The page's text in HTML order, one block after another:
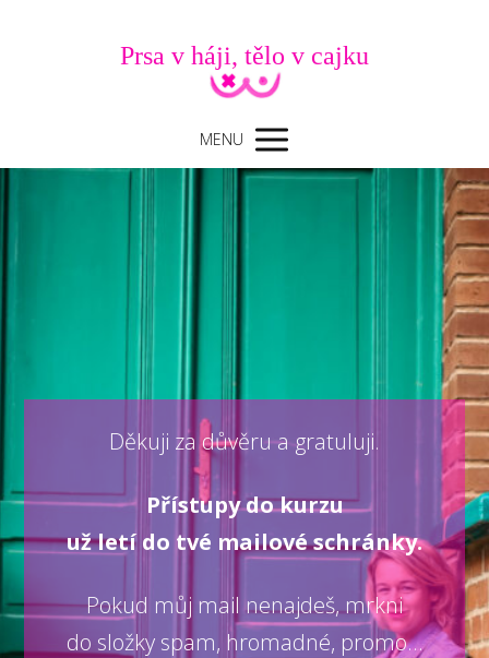
Prsa v háji, tělo v cajku
MENU
Děkuji za důvěru a gratuluji.
Přístupy do kurzu
už letí do tvé mailové schránky.
Pokud můj mail nenajdeš, mrkni
do složky spam, hromadné, promo...